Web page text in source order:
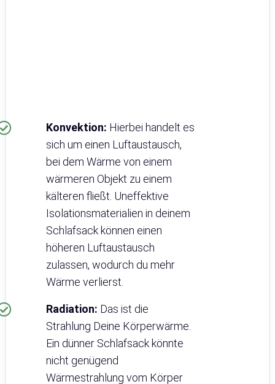
Konvektion: Hierbei handelt es
sich um einen Luftaustausch,
bei dem Wärme von einem
wärmeren Objekt zu einem
kälteren fließt. Uneffektive
Isolationsmaterialien in deinem
Schlafsack können einen
höheren Luftaustausch
zulassen, wodurch du mehr
Wärme verlierst.
Radiation: Das ist die
Strahlung Deine Körperwärme.
Ein dünner Schlafsack könnte
nicht genügend
Wärmestrahlung vom Körper